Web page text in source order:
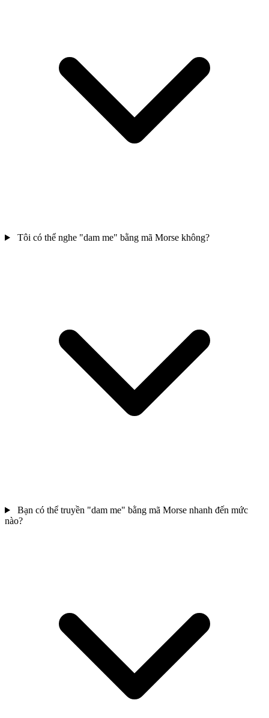
Tôi có thể nghe "dam me" bằng mã Morse không?
Bạn có thể truyền "dam me" bằng mã Morse nhanh đến mức
nào?